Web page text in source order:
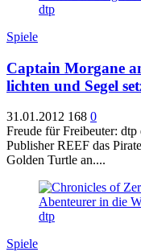
dtp
Spiele
Captain Morgane
lichten und Segel
31.01.2012 168 0
Freude für Freibeuter:
Publisher REEF das
Golden Turtle an....
dtp
Spiele